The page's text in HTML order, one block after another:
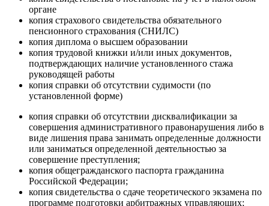
органе
копия страхового свидетельства обязательного
пенсионного страхования (СНИЛС)
копия диплома о высшем образовании
копия трудовой книжки и/или иных документов,
подтверждающих наличие установленного стажа
руководящей работы
копия справки об отсутствии судимости (по
установленной форме)
копия справки об отсутствии дисквалификации за
совершения административного правонарушения либо в
виде лишения права занимать определенные должности
или заниматься определенной деятельностью за
совершение преступления;
копия общегражданского паспорта гражданина
Российской Федерации;
копия свидетельства о сдаче теоретического экзамена по
программе подготовки арбитражных управляющих;